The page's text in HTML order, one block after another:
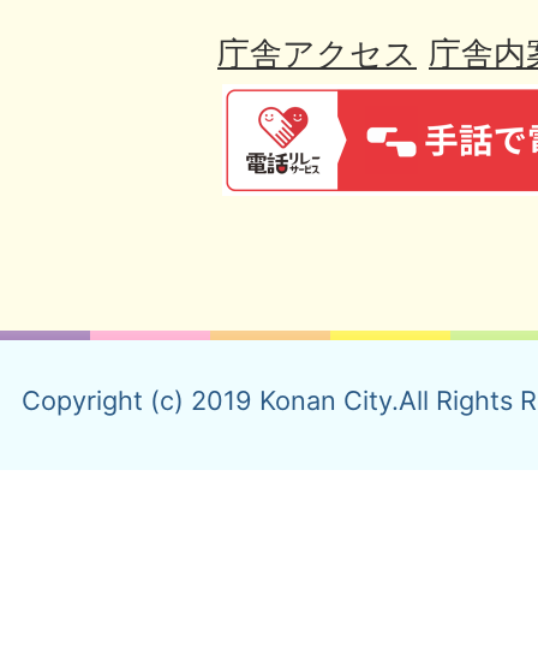
庁舎アクセス 庁舎内
Copyright (c) 2019 Konan City.All Rights